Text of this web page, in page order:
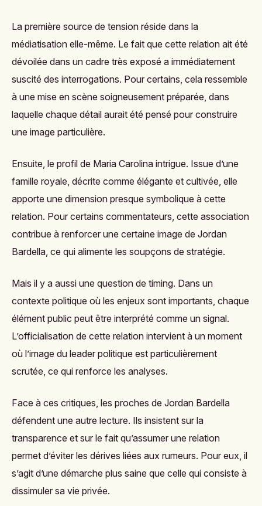
La première source de tension réside dans la
médiatisation elle-même. Le fait que cette relation ait été
dévoilée dans un cadre très exposé a immédiatement
suscité des interrogations. Pour certains, cela ressemble
à une mise en scène soigneusement préparée, dans
laquelle chaque détail aurait été pensé pour construire
une image particulière.
Ensuite, le profil de Maria Carolina intrigue. Issue d’une
famille royale, décrite comme élégante et cultivée, elle
apporte une dimension presque symbolique à cette
relation. Pour certains commentateurs, cette association
contribue à renforcer une certaine image de Jordan
Bardella, ce qui alimente les soupçons de stratégie.
Mais il y a aussi une question de timing. Dans un
contexte politique où les enjeux sont importants, chaque
élément public peut être interprété comme un signal.
L’officialisation de cette relation intervient à un moment
où l’image du leader politique est particulièrement
scrutée, ce qui renforce les analyses.
Face à ces critiques, les proches de Jordan Bardella
défendent une autre lecture. Ils insistent sur la
transparence et sur le fait qu’assumer une relation
permet d’éviter les dérives liées aux rumeurs. Pour eux, il
s’agit d’une démarche plus saine que celle qui consiste à
dissimuler sa vie privée.